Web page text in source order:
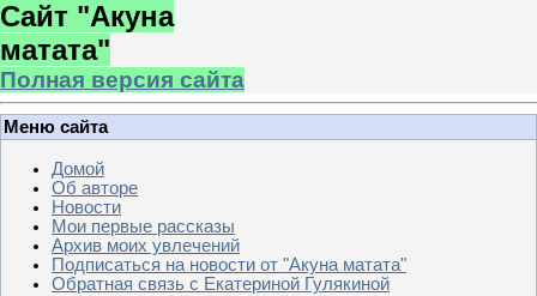
Сайт "Акуна
матата"
Полная версия сайта
Меню сайта
Домой
Об авторе
Новости
Мои первые рассказы
Архив моих увлечений
Подписаться на новости от "Акуна матата"
Обратная связь с Екатериной Гулякиной